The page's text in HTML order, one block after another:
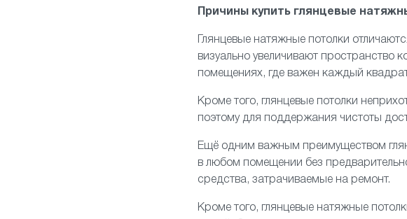
Причины купить глянцевые
Глянцевые натяжные потолки
визуально увеличивают пространство
помещениях, где важен каждый
Кроме того, глянцевые потолки
поэтому для поддержания чистоты
Ещё одним важным преимуществом
в любом помещении без
средства, затрачиваемые на ремонт.
Кроме того, глянцевые натяжные